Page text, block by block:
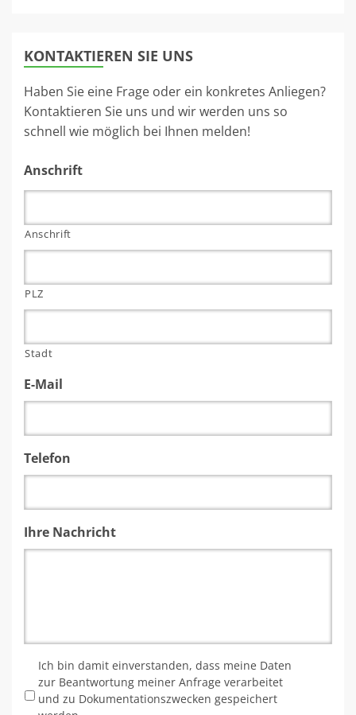
KONTAKTIEREN SIE UNS
Haben Sie eine Frage oder ein konkretes Anliegen?
Kontaktieren Sie uns und wir werden uns so
schnell wie möglich bei Ihnen melden!
Anschrift
Anschrift
PLZ
Stadt
E-Mail
Telefon
Ihre Nachricht
Ich bin damit einverstanden, dass meine Daten
zur Beantwortung meiner Anfrage verarbeitet
und zu Dokumentationszwecken gespeichert